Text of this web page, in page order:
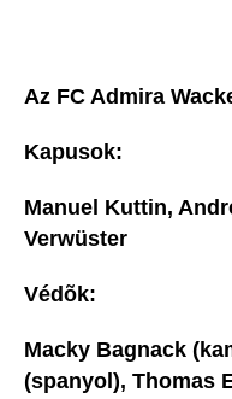
Az FC Admira
Kapusok:
Manuel Kuttin,
Verwüster
Védõk:
Macky Bagnack
(spanyol), Thomas